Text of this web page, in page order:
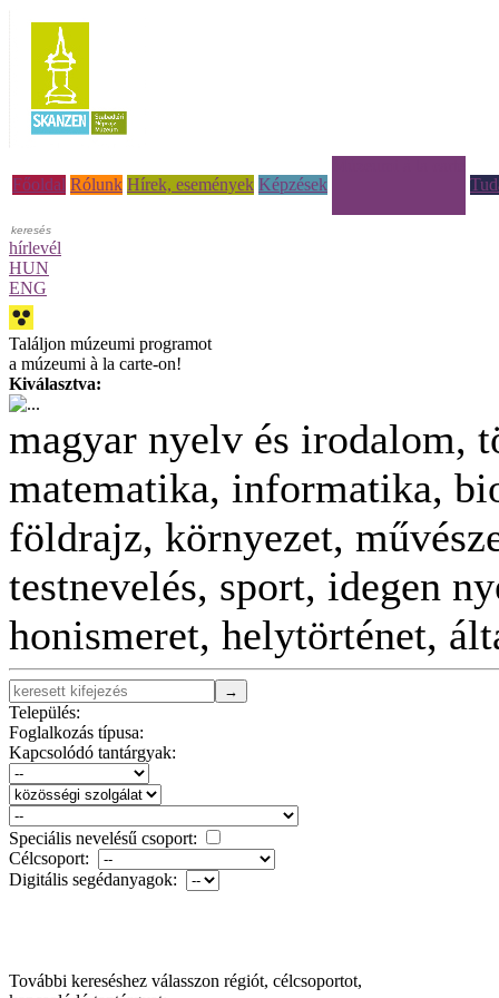
Főoldal Rólunk Hírek, események Képzések
hírlevél
HUN
ENG
Találjon múzeumi programot
a múzeumi à la carte-on!
Kiválasztva:
magyar nyelv és irodalom,
matematika, informatika,
földrajz, környezet,
testnevelés, sport, idegen
honismeret, helytörténet,
Település:
Foglalkozás típusa:
Kapcsolódó tantárgyak:
Speciális nevelésű csoport:
Célcsoport:
Digitális segédanyagok:
További kereséshez válasszon régiót, célcsoportot,